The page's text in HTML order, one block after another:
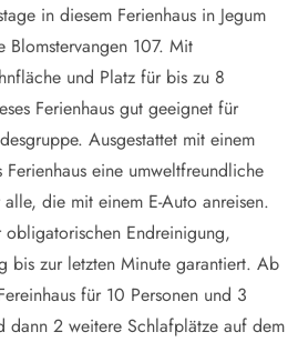
in diesem Ferienhaus in Jegum
Blomstervangen 107. Mit
und Platz für bis zu 8
Ferienhaus gut geeignet für
Ausgestattet mit einem
Ferienhaus eine umweltfreundliche
die mit einem E-Auto anreisen.
Endreinigung,
bis zur letzten Minute garantiert. Ab
für 10 Personen und 3
dann 2 weitere Schlafplätze auf dem